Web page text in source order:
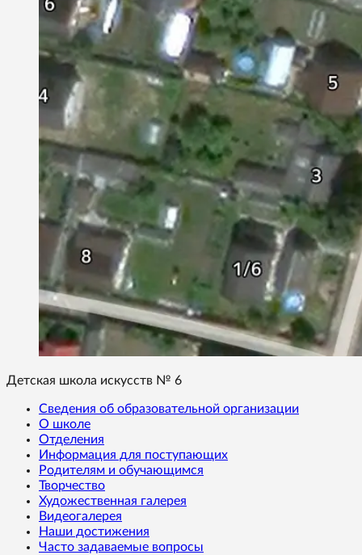
Детская школа искусств № 6
Сведения об образовательной организации
О школе
Отделения
Информация для поступающих
Родителям и обучающимся
Творчество
Художественная галерея
Видеогалерея
Наши достижения
Часто задаваемые вопросы